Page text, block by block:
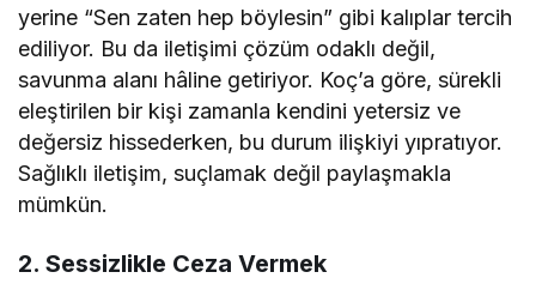
yerine “Sen zaten hep böylesin” gibi kalıplar tercih
ediliyor. Bu da iletişimi çözüm odaklı değil,
savunma alanı hâline getiriyor. Koç’a göre, sürekli
eleştirilen bir kişi zamanla kendini yetersiz ve
değersiz hissederken, bu durum ilişkiyi yıpratıyor.
Sağlıklı iletişim, suçlamak değil paylaşmakla
mümkün.
2. Sessizlikle Ceza Vermek